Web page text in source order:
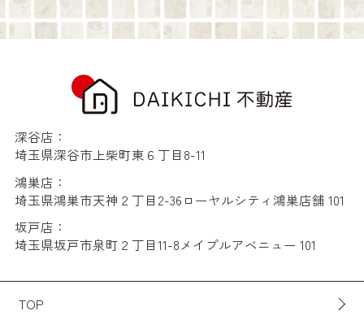
深谷店：
埼玉県深谷市上柴町東６丁目8-11
鴻巣店：
埼玉県鴻巣市天神２丁目2-36ローヤルシティ鴻巣店舗 101
坂戸店：
埼玉県坂戸市泉町２丁目11-8メイプルアベニュー 101
TOP